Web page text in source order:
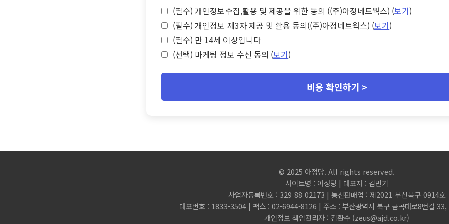
(필수) 개인정보수집,활용 및 제공을 위한 동의 ((주)아정네트웍스) (보기)
(필수) 개인정보 제3자 제공 및 활용 동의((주)아정네트웍스) (보기)
(필수) 만 14세 이상입니다
(선택) 마케팅 정보 수신 동의 (보기)
비용 확인하기 >
© 2025 아정당. All rights reserved.
사이트명 : 아정당 | 대표자 : 김민기
사업자등록번호 : 329-88-02173 | 통신판매업 : 제2021-부산북구-0914호
대표번호 : 1833-3504 | 팩스 : 02-6944-8126 | 주소 : 부산광역시 북구 금곡대로8번길 33,
개인정보 책임관리자 : 김환수 (zeus@ajd.co.kr)